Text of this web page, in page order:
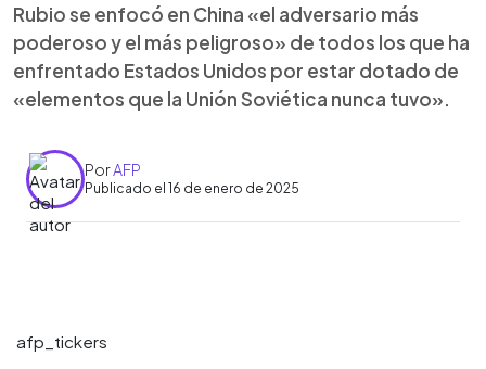
Rubio se enfocó en China «el adversario más
poderoso y el más peligroso» de todos los que ha
enfrentado Estados Unidos por estar dotado de
«elementos que la Unión Soviética nunca tuvo».
PorAFP
Publicado el 16 de enero de 2025
afp_tickers